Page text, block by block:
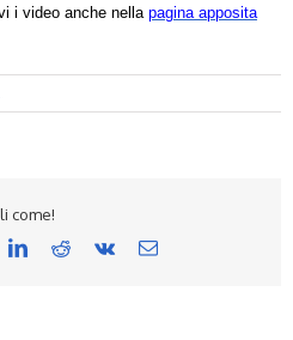
i video anche nella pagina apposita
come!